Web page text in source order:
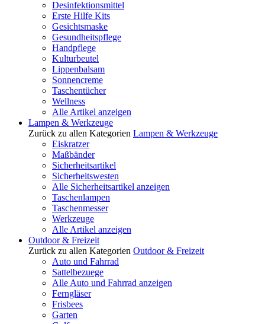
Desinfektionsmittel
Erste Hilfe Kits
Gesichtsmaske
Gesundheitspflege
Handpflege
Kulturbeutel
Lippenbalsam
Sonnencreme
Taschentücher
Wellness
Alle Artikel anzeigen
Lampen & Werkzeuge
Zurück zu allen Kategorien Lampen & Werkzeuge
Eiskratzer
Maßbänder
Sicherheitsartikel
Sicherheitswesten
Alle Sicherheitsartikel anzeigen
Taschenlampen
Taschenmesser
Werkzeuge
Alle Artikel anzeigen
Outdoor & Freizeit
Zurück zu allen Kategorien Outdoor & Freizeit
Auto und Fahrrad
Sattelbezuege
Alle Auto und Fahrrad anzeigen
Ferngläser
Frisbees
Garten